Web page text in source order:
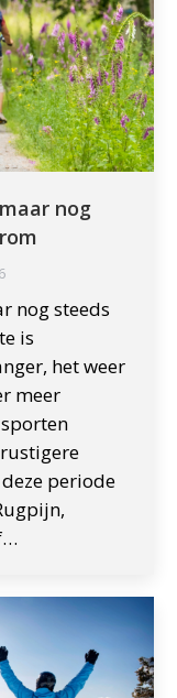
nog
nog steeds
is
het weer
meer
periode